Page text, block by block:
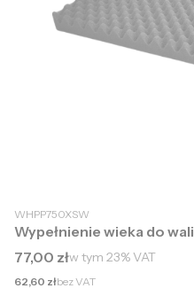
WHPP750XSW
Wypełnienie wieka do
Cena brutto
77,00 złw tym 23%VAT
Cena netto
62,60 złbez VAT